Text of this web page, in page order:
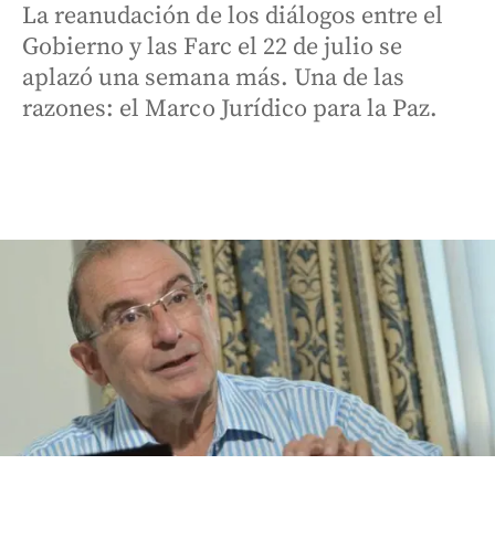
La reanudación de los diálogos entre el
Gobierno y las Farc el 22 de julio se
aplazó una semana más. Una de las
razones: el Marco Jurídico para la Paz.